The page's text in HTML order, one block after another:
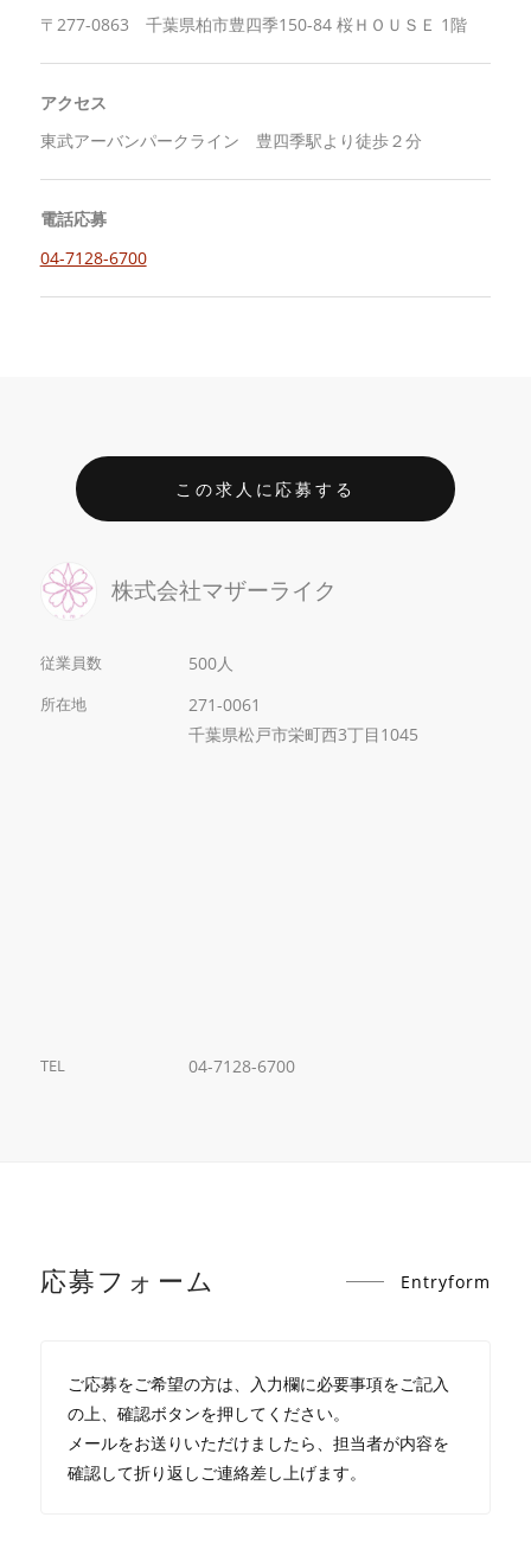
〒277-0863 千葉県柏市豊四季150-84 桜ＨＯＵＳＥ 1階
アクセス
東武アーバンパークライン 豊四季駅より徒歩２分
電話応募
04-7128-6700
この求人に応募する
株式会社マザーライク
従業員数 500人
所在地
271-0061
千葉県松戸市栄町西3丁目1045
TEL 04-7128-6700
応募フォーム Entryform
ご応募をご希望の方は、入力欄に必要事項をご記入
の上、確認ボタンを押してください。
メールをお送りいただけましたら、担当者が内容を
確認して折り返しご連絡差し上げます。